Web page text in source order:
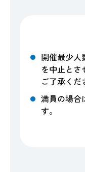
開催最少人
を中止とさ
ご了承くだ
満員の場合
す。